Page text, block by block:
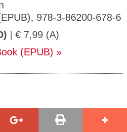
978-3-86200-678-6
| € 7,99 (A)
(EPUB)
P. Wirth